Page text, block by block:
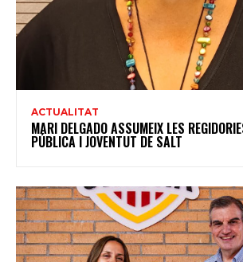
ACTUALITAT
MARI DELGADO ASSUMEIX LES
PÚBLICA I JOVENTUT DE SALT